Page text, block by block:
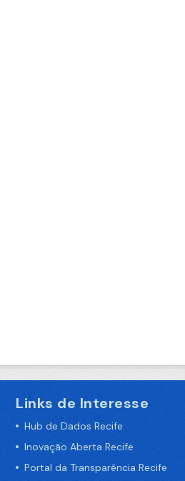
Links de Interesse
Hub de Dados Recife
Inovação Aberta Recife
Portal da Transparência Recife